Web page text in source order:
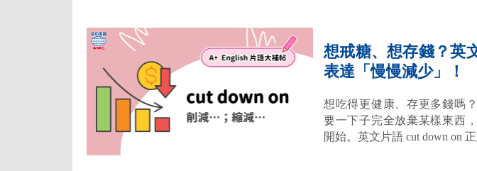
想戒糖、想存錢？英
表達「慢慢減少」！
想吃得更健康、存更多錢嗎
要一下子完全放棄某樣東西
開始。英文片語 cut down on